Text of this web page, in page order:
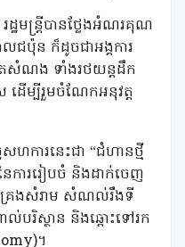
ដ្ឋមន្រ្តីបានថ្លែងអំណរគុណ
លជប៉ុន ក៏ដូចជាអង្គការ
សំណង ទាំងរថយន្តដឹក
ដើម្បីរួមចំណែកអនុវត្ត
សហការនេះជា “ជំហានថ្មី
ការរៀបចំ និងដាក់ចេញ
រប់គ្រងសំរាម សំណល់រឹងទី
បរិស្ថាន និងឆ្ពោះទៅរក
។